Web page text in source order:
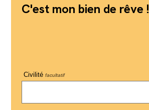
C'est mon bien de rêve !
Civilité facultatif